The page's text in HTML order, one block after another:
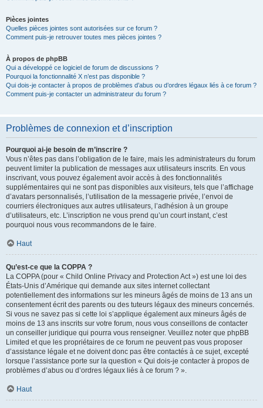
Pièces jointes
Quelles pièces jointes sont autorisées sur ce forum ?
Comment puis-je retrouver toutes mes pièces jointes ?
À propos de phpBB
Qui a développé ce logiciel de forum de discussions ?
Pourquoi la fonctionnalité X n’est pas disponible ?
Qui dois-je contacter à propos de problèmes d’abus ou d’ordres légaux liés à ce forum ?
Comment puis-je contacter un administrateur du forum ?
Problèmes de connexion et d’inscription
Pourquoi ai-je besoin de m’inscrire ?
Vous n’êtes pas dans l’obligation de le faire, mais les administrateurs du forum
peuvent limiter la publication de messages aux utilisateurs inscrits. En vous
inscrivant, vous pouvez également avoir accès à des fonctionnalités
supplémentaires qui ne sont pas disponibles aux visiteurs, tels que l’affichage
d’avatars personnalisés, l’utilisation de la messagerie privée, l’envoi de
courriers électroniques aux autres utilisateurs, l’adhésion à un groupe
d’utilisateurs, etc. L’inscription ne vous prend qu’un court instant, c’est
pourquoi nous vous recommandons de le faire.
Haut
Qu’est-ce que la COPPA ?
La COPPA (pour « Child Online Privacy and Protection Act ») est une loi des
États-Unis d’Amérique qui demande aux sites internet collectant
potentiellement des informations sur les mineurs âgés de moins de 13 ans un
consentement écrit des parents ou des tuteurs légaux des mineurs concernés.
Si vous ne savez pas si cette loi s’applique également aux mineurs âgés de
moins de 13 ans inscrits sur votre forum, nous vous conseillons de contacter
un conseiller juridique qui pourra vous renseigner. Veuillez noter que phpBB
Limited et que les propriétaires de ce forum ne peuvent pas vous proposer
d’assistance légale et ne doivent donc pas être contactés à ce sujet, excepté
lorsque l’assistance porte sur la question « Qui dois-je contacter à propos de
problèmes d’abus ou d’ordres légaux liés à ce forum ? ».
Haut